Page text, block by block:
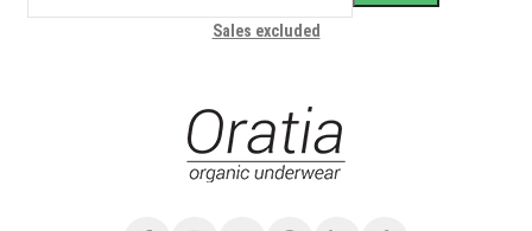
Sales excluded